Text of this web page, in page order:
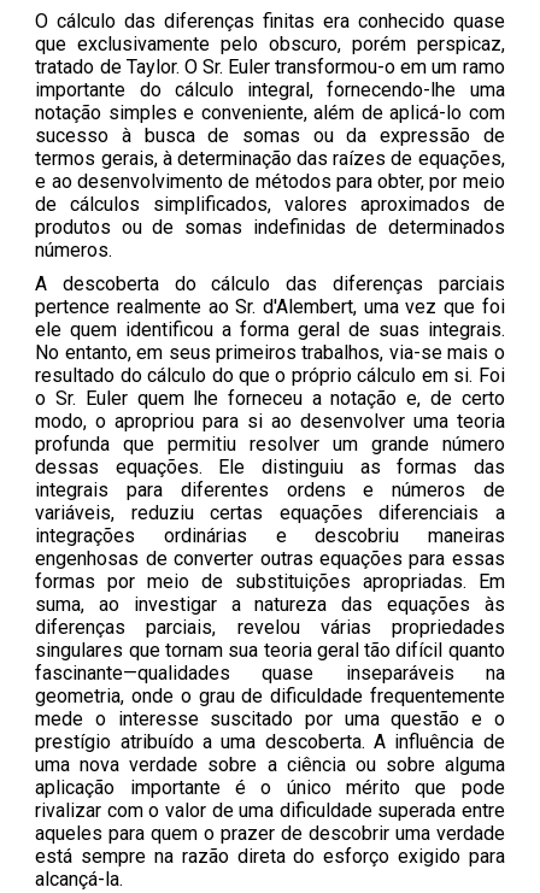
O cálculo das diferenças finitas era conhecido quase
que exclusivamente pelo obscuro, porém perspicaz,
tratado de Taylor. O Sr. Euler transformou-o em um ramo
importante do cálculo integral, fornecendo-lhe uma
notação simples e conveniente, além de aplicá-lo com
sucesso à busca de somas ou da expressão de
termos gerais, à determinação das raízes de equações,
e ao desenvolvimento de métodos para obter, por meio
de cálculos simplificados, valores aproximados de
produtos ou de somas indefinidas de determinados
números.
A descoberta do cálculo das diferenças parciais
pertence realmente ao Sr. d'Alembert, uma vez que foi
ele quem identificou a forma geral de suas integrais.
No entanto, em seus primeiros trabalhos, via-se mais o
resultado do cálculo do que o próprio cálculo em si. Foi
o Sr. Euler quem lhe forneceu a notação e, de certo
modo, o apropriou para si ao desenvolver uma teoria
profunda que permitiu resolver um grande número
dessas equações. Ele distinguiu as formas das
integrais para diferentes ordens e números de
variáveis, reduziu certas equações diferenciais a
integrações ordinárias e descobriu maneiras
engenhosas de converter outras equações para essas
formas por meio de substituições apropriadas. Em
suma, ao investigar a natureza das equações às
diferenças parciais, revelou várias propriedades
singulares que tornam sua teoria geral tão difícil quanto
fascinante—qualidades quase inseparáveis na
geometria, onde o grau de dificuldade frequentemente
mede o interesse suscitado por uma questão e o
prestígio atribuído a uma descoberta. A influência de
uma nova verdade sobre a ciência ou sobre alguma
aplicação importante é o único mérito que pode
rivalizar com o valor de uma dificuldade superada entre
aqueles para quem o prazer de descobrir uma verdade
está sempre na razão direta do esforço exigido para
alcançá-la.